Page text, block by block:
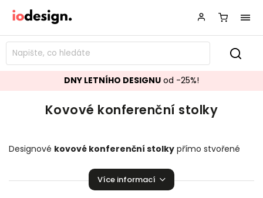
DNY LETNÍHO DESIGNU od -25%!
Kovové konferenční stolky
Designové kovové konferenční stolky přímo stvořené
zaručeně pozvednou úroveň vašeho domova.
Více informací